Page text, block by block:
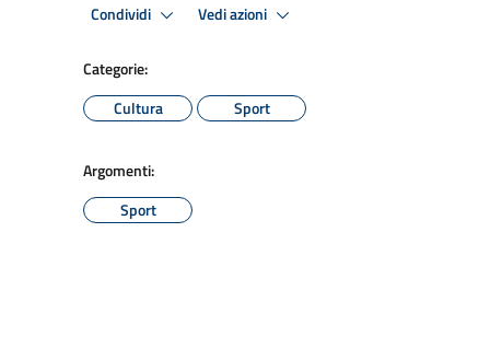
Condividi Vedi azioni
Categorie:
Cultura
Sport
Argomenti:
Sport